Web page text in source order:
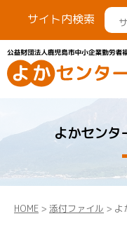
サイト内検索
よかセン
HOME > 添付ファイル > よ